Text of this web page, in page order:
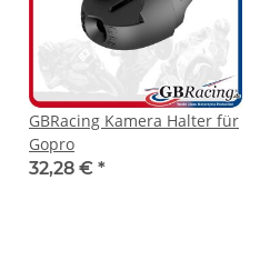
GBRacing Kamera Halter für
Gopro
32,28 € *